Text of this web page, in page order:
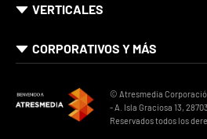
VERTICALES
CORPORATIVOS Y MÁS
© Atresmedia
- A. Isla Graciosa 13,
Reservados todos los